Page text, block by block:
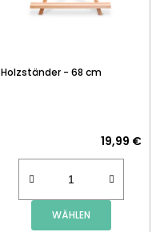
Holzständer - 68 cm
19,99 €
WÄHLEN